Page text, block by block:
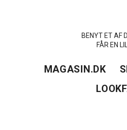
BENYT ET AF
FÅR EN
MAGASIN.DK